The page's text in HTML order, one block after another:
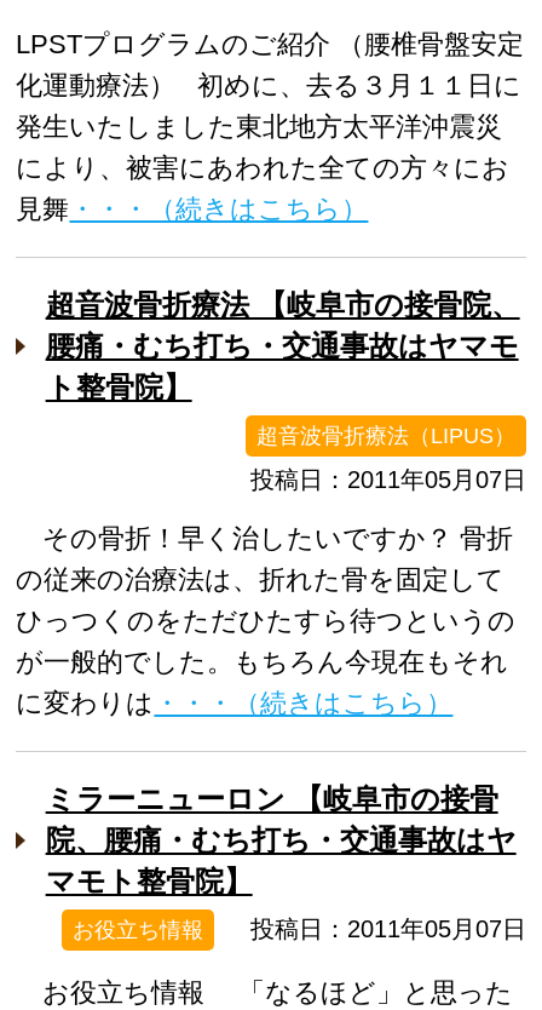
LPSTプログラムのご紹介 （腰椎骨盤安定
化運動療法） 初めに、去る３月１１日に
発生いたしました東北地方太平洋沖震災
により、被害にあわれた全ての方々にお
見舞 ・・・（続きはこちら）
超音波骨折療法 【岐阜市の接骨院、
腰痛・むち打ち・交通事故はヤマモ
ト整骨院】
超音波骨折療法（LIPUS）
投稿日：2011年05月07日
その骨折！早く治したいですか？ 骨折
の従来の治療法は、折れた骨を固定して
ひっつくのをただひたすら待つというの
が一般的でした。もちろん今現在もそれ
に変わりは ・・・（続きはこちら）
ミラーニューロン 【岐阜市の接骨
院、腰痛・むち打ち・交通事故はヤ
マモト整骨院】
お役立ち情報 投稿日：2011年05月07日
お役立ち情報 「なるほど」と思った